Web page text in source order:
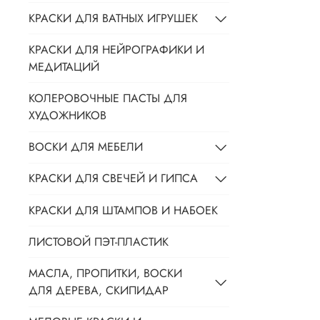
КРАСКИ ДЛЯ ВАТНЫХ ИГРУШЕК
КРАСКИ ДЛЯ НЕЙРОГРАФИКИ И
МЕДИТАЦИЙ
КОЛЕРОВОЧНЫЕ ПАСТЫ ДЛЯ
ХУДОЖНИКОВ
ВОСКИ ДЛЯ МЕБЕЛИ
КРАСКИ ДЛЯ СВЕЧЕЙ И ГИПСА
КРАСКИ ДЛЯ ШТАМПОВ И НАБОЕК
ЛИСТОВОЙ ПЭТ-ПЛАСТИК
МАСЛА, ПРОПИТКИ, ВОСКИ
ДЛЯ ДЕРЕВА, СКИПИДАР